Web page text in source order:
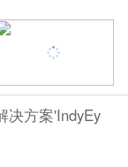
决方案'IndyEy